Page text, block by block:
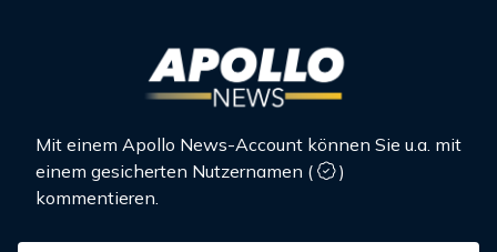
Mit einem Apollo News-Account können Sie u.a. mit
einem gesicherten Nutzernamen (
)
kommentieren.